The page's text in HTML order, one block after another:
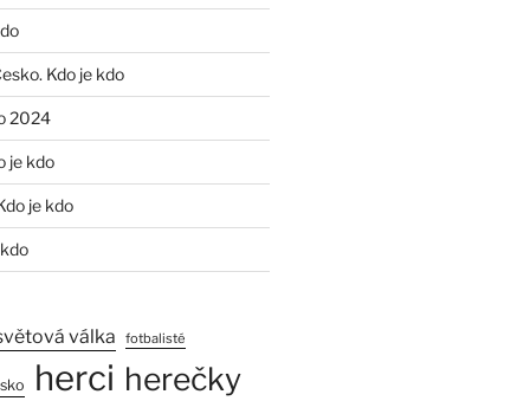
Kdo je kdo
2024
je kdo
je kdo
válka fotbalisté
herci herečky